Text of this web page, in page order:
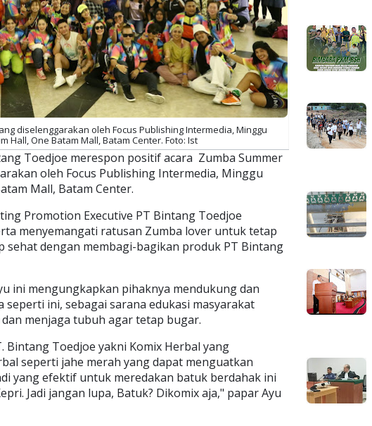
diselenggarakan oleh Focus Publishing Intermedia, Minggu
Hall, One Batam Mall, Batam Center. Foto: Ist
Toedjoe merespon positif acara Zumba Summer
oleh Focus Publishing Intermedia, Minggu
Mall, Batam Center.
Promotion Executive PT Bintang Toedjoe
menyemangati ratusan Zumba lover untuk tetap
sehat dengan membagi-bagikan produk PT Bintang
ini mengungkapkan pihaknya mendukung dan
seperti ini, sebagai sarana edukasi masyarakat
menjaga tubuh agar tetap bugar.
Bintang Toedjoe yakni Komix Herbal yang
seperti jahe merah yang dapat menguatkan
yang efektif untuk meredakan batuk berdahak ini
Jadi jangan lupa, Batuk? Dikomix aja," papar Ayu